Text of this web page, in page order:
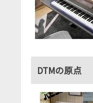
DTMの原点